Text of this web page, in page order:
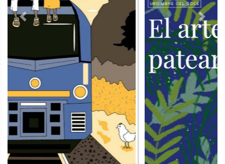
Previous Next